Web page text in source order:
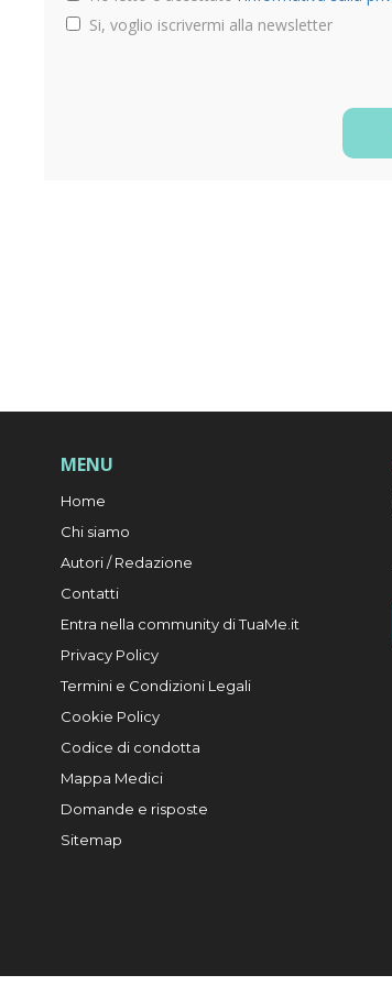
Si, voglio iscrivermi alla newsletter
MENU
Home
Chi siamo
Autori / Redazione
Contatti
Entra nella community di TuaMe.it
Privacy Policy
Termini e Condizioni Legali
Cookie Policy
Codice di condotta
Mappa Medici
Domande e risposte
Sitemap